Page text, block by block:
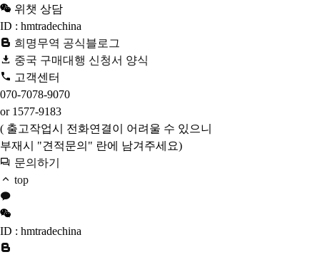
위챗 상담
ID : hmtradechina
희명무역 공식블로그
중국 구매대행 신청서 양식
고객센터
070-7078-9070
or 1577-9183
( 출고작업시 전화연결이 어려울 수 있으니
부재시 "견적문의" 란에 남겨주세요)
문의하기
top
ID : hmtradechina